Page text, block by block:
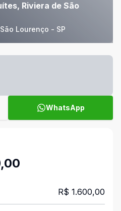
Riviera de São
Lourenço - SP
WhatsApp
R$ 1.600,00